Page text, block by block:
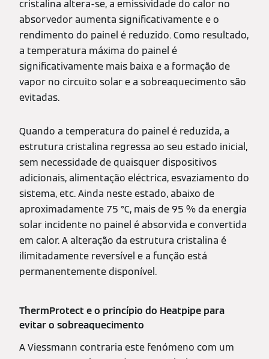
cristalina altera-se, a emissividade do calor no
absorvedor aumenta significativamente e o
rendimento do painel é reduzido. Como resultado,
a temperatura máxima do painel é
significativamente mais baixa e a formação de
vapor no circuito solar e a sobreaquecimento são
evitadas.
Quando a temperatura do painel é reduzida, a
estrutura cristalina regressa ao seu estado inicial,
sem necessidade de quaisquer dispositivos
adicionais, alimentação eléctrica, esvaziamento do
sistema, etc. Ainda neste estado, abaixo de
aproximadamente 75 °C, mais de 95 % da energia
solar incidente no painel é absorvida e convertida
em calor. A alteração da estrutura cristalina é
ilimitadamente reversível e a função está
permanentemente disponível.
ThermProtect e o princípio do Heatpipe para
evitar o sobreaquecimento
A Viessmann contraria este fenómeno com um